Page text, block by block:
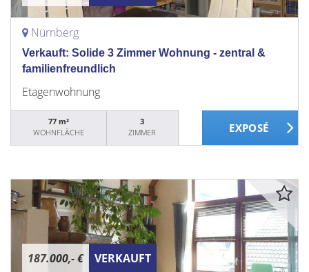
Nürnberg
Verkauft: Solide 3 Zimmer Wohnung - zentral &
familienfreundlich
Etagenwohnung
77 m²
WOHNFLÄCHE
3
ZIMMER
187.000,- € VERKAUFT